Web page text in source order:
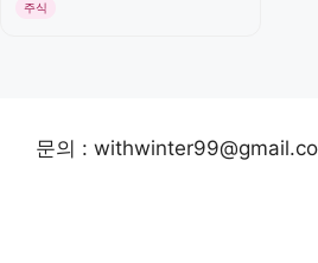
주식
문의 :